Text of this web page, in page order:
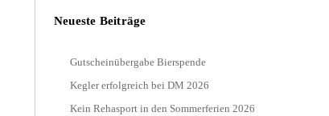
Neueste Beiträge
Gutscheinübergabe Bierspende
Kegler erfolgreich bei DM 2026
Kein Rehasport in den Sommerferien 2026